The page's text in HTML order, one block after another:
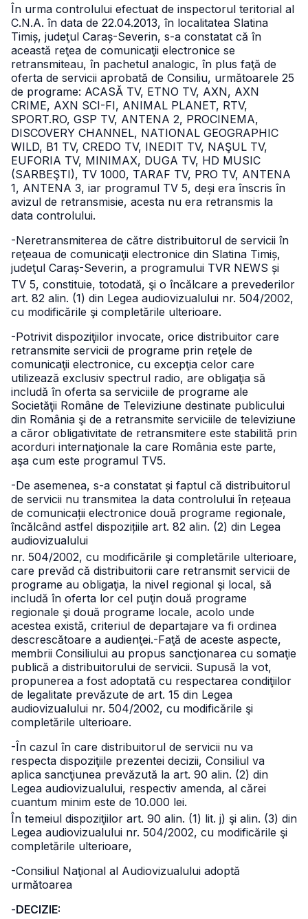
În urma controlului efectuat de inspectorul teritorial al
C.N.A. în data de 22.04.2013, în localitatea Slatina
Timiș, judeţul Caraș-Severin, s-a constatat că în
această reţea de comunicaţii electronice se
retransmiteau, în pachetul analogic, în plus faţă de
oferta de servicii aprobată de Consiliu, următoarele 25
de programe: ACASĂ TV, ETNO TV, AXN, AXN
CRIME, AXN SCI-FI, ANIMAL PLANET, RTV,
SPORT.RO, GSP TV, ANTENA 2, PROCINEMA,
DISCOVERY CHANNEL, NATIONAL GEOGRAPHIC
WILD, B1 TV, CREDO TV, INEDIT TV, NAŞUL TV,
EUFORIA TV, MINIMAX, DUGA TV, HD MUSIC
(SARBEŞTI), TV 1000, TARAF TV, PRO TV, ANTENA
1, ANTENA 3, iar programul TV 5, deși era înscris în
avizul de retransmisie, acesta nu era retransmis la
data controlului.
-Neretransmiterea de către distribuitorul de servicii în
reţeaua de comunicaţii electronice din Slatina Timiș,
judeţul Caraș-Severin, a programului TVR NEWS și
TV 5, constituie, totodată, şi o încălcare a prevederilor
art. 82 alin. (1) din Legea audiovizualului nr. 504/2002,
cu modificările şi completările ulterioare.
-Potrivit dispoziţiilor invocate, orice distribuitor care
retransmite servicii de programe prin reţele de
comunicaţii electronice, cu excepţia celor care
utilizează exclusiv spectrul radio, are obligaţia să
includă în oferta sa serviciile de programe ale
Societăţii Române de Televiziune destinate publicului
din România şi de a retransmite serviciile de televiziune
a căror obligativitate de retransmitere este stabilită prin
acorduri internaţionale la care România este parte,
aşa cum este programul TV5.
-De asemenea, s-a constatat și faptul că distribuitorul
de servicii nu transmitea la data controlului în rețeaua
de comunicații electronice două programe regionale,
încălcând astfel dispozițiile art. 82 alin. (2) din Legea
audiovizualului
nr. 504/2002, cu modificările şi completările ulterioare,
care prevăd că distribuitorii care retransmit servicii de
programe au obligaţia, la nivel regional şi local, să
includă în oferta lor cel puţin două programe
regionale şi două programe locale, acolo unde
acestea există, criteriul de departajare va fi ordinea
descrescătoare a audienţei.-Faţă de aceste aspecte,
membrii Consiliului au propus sancţionarea cu somaţie
publică a distribuitorului de servicii. Supusă la vot,
propunerea a fost adoptată cu respectarea condiţiilor
de legalitate prevăzute de art. 15 din Legea
audiovizualului nr. 504/2002, cu modificările şi
completările ulterioare.
-În cazul în care distribuitorul de servicii nu va
respecta dispoziţiile prezentei decizii, Consiliul va
aplica sancţiunea prevăzută la art. 90 alin. (2) din
Legea audiovizualului, respectiv amenda, al cărei
cuantum minim este de 10.000 lei.
În temeiul dispoziţiilor art. 90 alin. (1) lit. j) şi alin. (3) din
Legea audiovizualului nr. 504/2002, cu modificările şi
completările ulterioare,
-Consiliul Naţional al Audiovizualului adoptă
următoarea
-DECIZIE: